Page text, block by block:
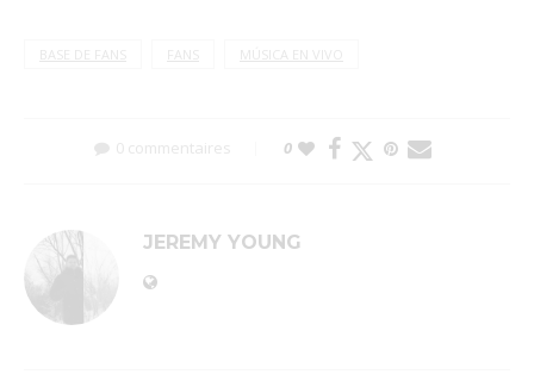
BASE DE FANS FANS MÚSICA EN VIVO
0 commentaires 0
JEREMY YOUNG